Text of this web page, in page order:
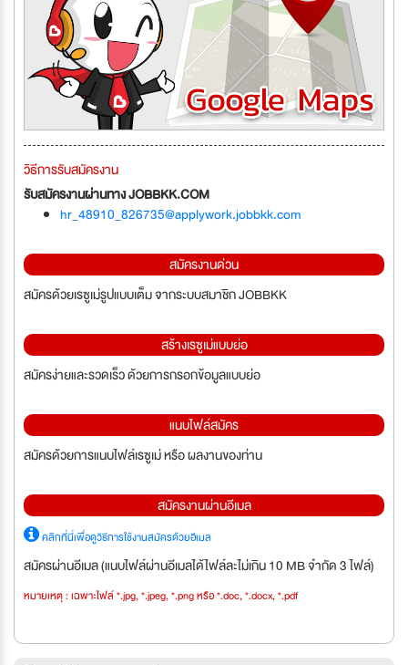
วิธีการรับสมัครงาน
รับสมัครงานผ่านทาง JOBBKK.COM
hr_48910_826735@applywork.jobbkk.com
สมัครงานด่วน
สมัครด้วยเรซูเม่รูปแบบเต็ม จากระบบสมาชิก JOBBKK
สร้างเรซูเม่แบบย่อ
สมัครง่ายและรวดเร็ว ด้วยการกรอกข้อมูลแบบย่อ
แนบไฟล์สมัคร
สมัครด้วยการแนบไฟล์เรซูเม่ หรือ ผลงานของท่าน
สมัครงานผ่านอีเมล
คลิกที่นี่เพื่อดูวิธีการใช้งานสมัครด้วยอีเมล
สมัครผ่านอีเมล (แนบไฟล์ผ่านอีเมลได้ไฟล์ละไม่เกิน 10 MB จำกัด 3 ไฟล์)
หมายเหตุ : เฉพาะไฟล์ *.jpg, *.jpeg, *.png หรือ *.doc, *.docx, *.pdf